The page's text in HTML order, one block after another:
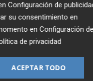
al Boletín
a primera hora en tu
suscribirme!
Configuración de
su consentimiento en
enConfiguración de
de privacidad
ACEPTAR TODO